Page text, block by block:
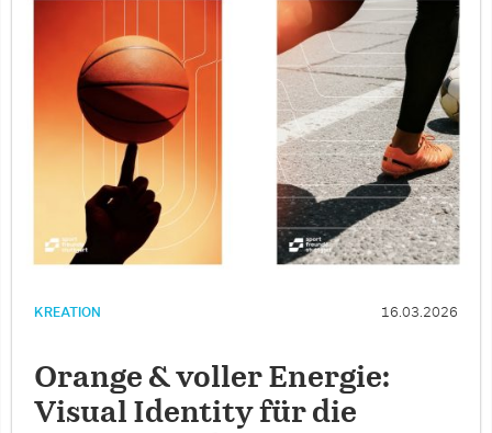
KREATION 16.03.2026
Orange & voller Energie:
Visual Identity für die